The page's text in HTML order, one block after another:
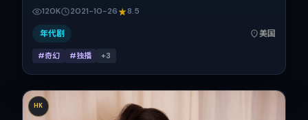
于 2021-10-26 起陆续登陆院线与网络平台，国庆档前后公
映，片长154分钟。
120K 2021-10-26 8.5
年代剧 美国
#奇幻 #独播 +3
HK